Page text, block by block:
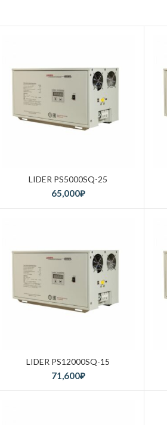
LIDER PS5000SQ-25
65,000₽
LIDER PS12000SQ-15
71,600₽